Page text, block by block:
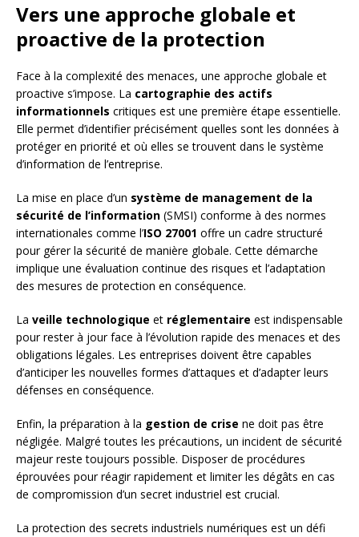
Vers une approche globale et
proactive de la protection
Face à la complexité des menaces, une approche globale et
proactive s’impose. La cartographie des actifs
informationnels critiques est une première étape essentielle.
Elle permet d’identifier précisément quelles sont les données à
protéger en priorité et où elles se trouvent dans le système
d’information de l’entreprise.
La mise en place d’un système de management de la
sécurité de l’information (SMSI) conforme à des normes
internationales comme l’ISO 27001 offre un cadre structuré
pour gérer la sécurité de manière globale. Cette démarche
implique une évaluation continue des risques et l’adaptation
des mesures de protection en conséquence.
La veille technologique et réglementaire est indispensable
pour rester à jour face à l’évolution rapide des menaces et des
obligations légales. Les entreprises doivent être capables
d’anticiper les nouvelles formes d’attaques et d’adapter leurs
défenses en conséquence.
Enfin, la préparation à la gestion de crise ne doit pas être
négligée. Malgré toutes les précautions, un incident de sécurité
majeur reste toujours possible. Disposer de procédures
éprouvées pour réagir rapidement et limiter les dégâts en cas
de compromission d’un secret industriel est crucial.
La protection des secrets industriels numériques est un défi